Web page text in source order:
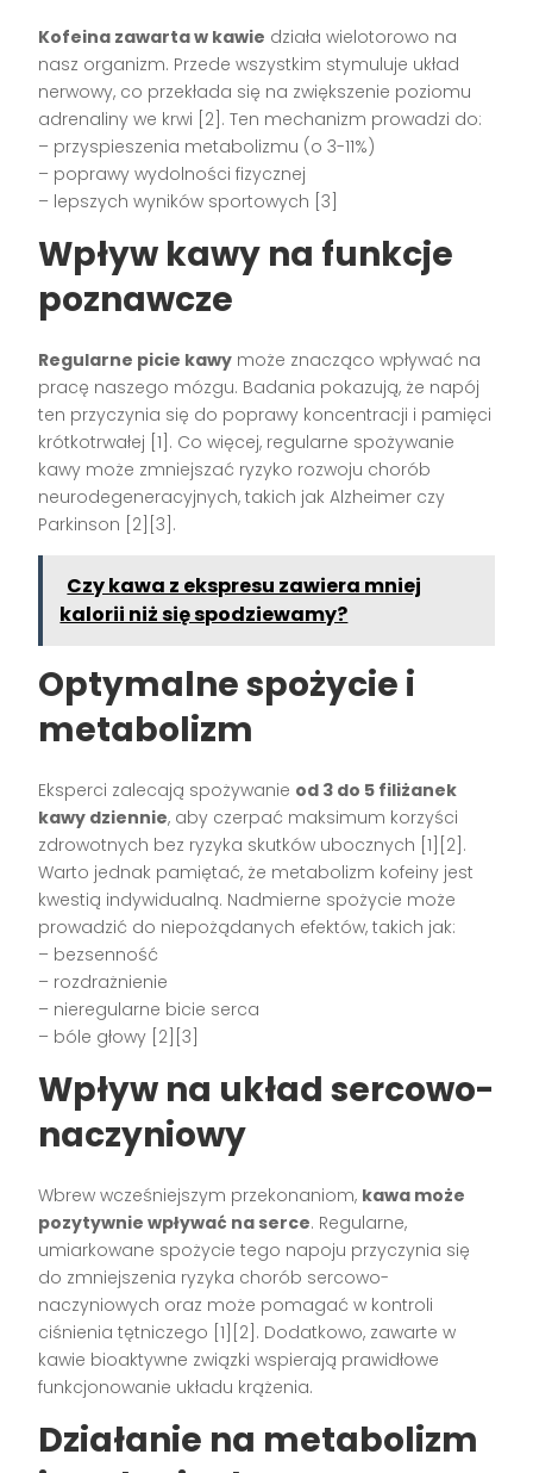
Kofeina zawarta w kawie działa wielotorowo na
nasz organizm. Przede wszystkim stymuluje układ
nerwowy, co przekłada się na zwiększenie poziomu
adrenaliny we krwi [2]. Ten mechanizm prowadzi do:
– przyspieszenia metabolizmu (o 3-11%)
– poprawy wydolności fizycznej
– lepszych wyników sportowych [3]
Wpływ kawy na funkcje
poznawcze
Regularne picie kawy może znacząco wpływać na
pracę naszego mózgu. Badania pokazują, że napój
ten przyczynia się do poprawy koncentracji i pamięci
krótkotrwałej [1]. Co więcej, regularne spożywanie
kawy może zmniejszać ryzyko rozwoju chorób
neurodegeneracyjnych, takich jak Alzheimer czy
Parkinson [2][3].
Czy kawa z ekspresu zawiera mniej
kalorii niż się spodziewamy?
Optymalne spożycie i
metabolizm
Eksperci zalecają spożywanie od 3 do 5 filiżanek
kawy dziennie, aby czerpać maksimum korzyści
zdrowotnych bez ryzyka skutków ubocznych [1][2].
Warto jednak pamiętać, że metabolizm kofeiny jest
kwestią indywidualną. Nadmierne spożycie może
prowadzić do niepożądanych efektów, takich jak:
– bezsenność
– rozdrażnienie
– nieregularne bicie serca
– bóle głowy [2][3]
Wpływ na układ sercowo-
naczyniowy
Wbrew wcześniejszym przekonaniom, kawa może
pozytywnie wpływać na serce. Regularne,
umiarkowane spożycie tego napoju przyczynia się
do zmniejszenia ryzyka chorób sercowo-
naczyniowych oraz może pomagać w kontroli
ciśnienia tętniczego [1][2]. Dodatkowo, zawarte w
kawie bioaktywne związki wspierają prawidłowe
funkcjonowanie układu krążenia.
Działanie na metabolizm